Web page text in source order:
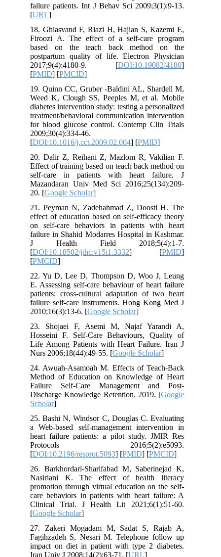
failure patients. Int J Behav Sci 2009;3(1):9-13.
[URL
18. Ghiasvand F, Riazi H, Hajian S, Kazemi E,
Firoozi A. The effect of a self-care program
based on the teach back method on the
postpartum quality of life. Electron Physician
2017;9(4):4180-9. [DOI:10.19082/4180
[PMID] [PMCID
19. Quinn CC, Gruber -Baldini AL, Shardell M,
Weed K, Clough SS, Peeples M, et al. Mobile
diabetes intervention study: testing a personalized
treatment/behavioral communication intervention
for blood glucose control. Contemp Clin Trials
2009;30(4):334-46.
[DOI:10.1016/j.cct.2009.02.004] [PMID
20. Dalir Z, Reihani Z, Mazlom R, Vakilian F.
Effect of training based on teach back method on
self-care in patients with heart failure. J
Mazandaran Univ Med Sci 2016;25(134):209-
20. [Google Scholar
21. Peyman N, Zadehahmad Z, Doosti H. The
effect of education based on self-efficacy theory
on self-care behaviors in patients with heart
failure in Shahid Modarres Hospital in Kashmar.
J Health Field 2018;5(4):1-7.
[DOI:10.18502/jthc.v15i1.3332 ] [PMID
[PMCID
22. Yu D, Lee D, Thompson D, Woo J, Leung
E. Assessing self-care behaviour of heart failure
patients: cross-cultural adaptation of two heart
failure self-care instruments. Hong Kong Med J
2010;16(3):13-6. [Google Scholar
23. Shojaei F, Asemi M, Najaf Yarandi A,
Hosseini F. Self-Care Behaviours, Quality of
Life Among Patients with Heart Failure. Iran J
Nurs 2006;18(44):49-55. [Google Scholar
24. Awuah-Asamoah M. Effects of Teach-Back
Method of Education on Knowledge of Heart
Failure Self-Care Management and Post-
Discharge Knowledge Retention. 2019. [Google
Scholar
25. Bashi N, Windsor C, Douglas C. Evaluating
a Web-based self-management intervention in
heart failure patients: a pilot study. JMIR Res
Protocols 2016;5(2):e5093.
[DOI:10.2196/resprot.5093] [PMID] [PMCID
26. Barkhordari-Sharifabad M, Saberinejad K,
Nasiriani K. The effect of health literacy
promotion through virtual education on the self-
care behaviors in patients with heart failure: A
Clinical Trial. J Health Lit 2021;6(1):51-60.
[Google Scholar
27. Zakeri Mogadam M, Sadat S, Rajab A,
Fagihzadeh S, Nesari M. Telephone follow up
impact on diet in patient with type 2 diabetes.
Iran Univ J 2008;14(2):63-71. [URL